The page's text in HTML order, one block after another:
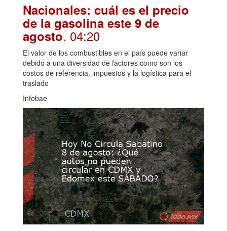
Nacionales: cuál es el precio
de la gasolina este 9 de
agosto. 04:20
El valor de los combustibles en el país puede variar
debido a una diversidad de factores como son los
costos de referencia, impuestos y la logística para el
traslado
Infobae